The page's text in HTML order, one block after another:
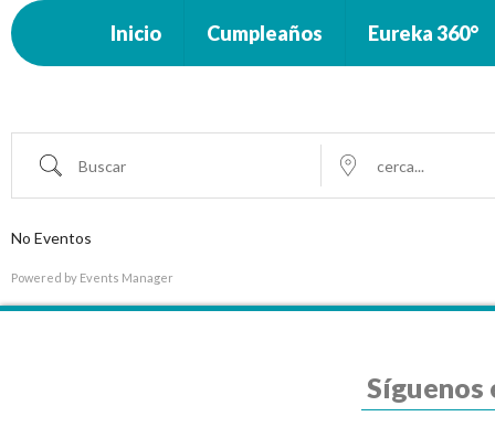
Inicio Cumpleaños Eureka 360°
Buscar cerca...
No Eventos
Powered by Events Manager
Síguenos